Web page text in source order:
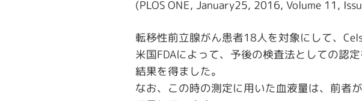
(PLOS ONE, January25, 2016, Volume 11,
転移性前立腺がん患者18人を対象にして、
米国FDAによって、予後の検査法としての認
結果を得ました。
なお、この時の測定に用いた血液量は、前者